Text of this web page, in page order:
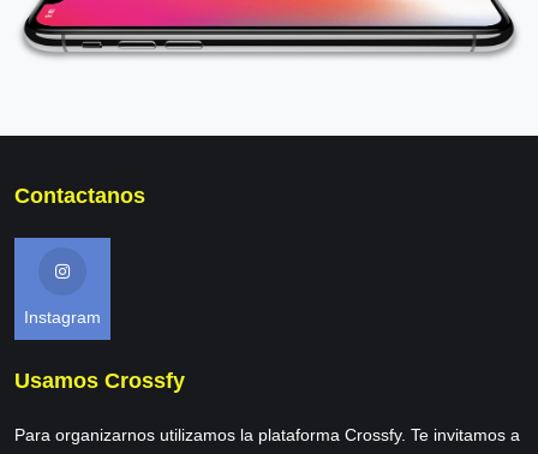
Contactanos
Instagram
Usamos Crossfy
Para organizarnos utilizamos la plataforma Crossfy. Te invitamos a